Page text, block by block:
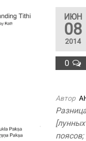
ИЮН
08
2014
0
Автор